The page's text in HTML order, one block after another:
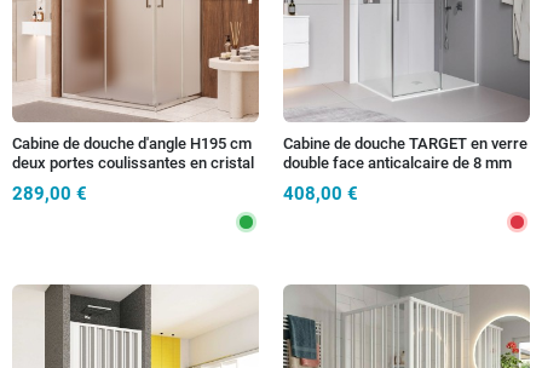
Cabine de douche d'angle H195 cm
deux portes coulissantes en cristal
289,00 €
Cabine de douche TARGET en verre
double face anticalcaire de 8 mm
408,00 €